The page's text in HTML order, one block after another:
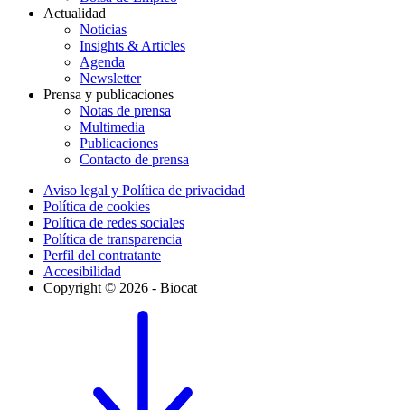
Actualidad
Noticias
Insights & Articles
Agenda
Newsletter
Prensa y publicaciones
Notas de prensa
Multimedia
Publicaciones
Contacto de prensa
Aviso legal y Política de privacidad
Política de cookies
Política de redes sociales
Política de transparencia
Perfil del contratante
Accesibilidad
Copyright © 2026 - Biocat